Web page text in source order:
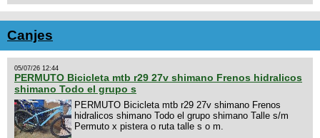
Canjes
05/07/26 12:44
PERMUTO Bicicleta mtb r29 27v shimano Frenos hidralicos
shimano Todo el grupo s
PERMUTO Bicicleta mtb r29 27v shimano Frenos
hidralicos shimano Todo el grupo shimano Talle s/m
Permuto x pistera o ruta talle s o m.